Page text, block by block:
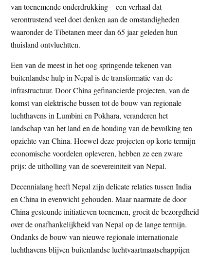
van toenemende onderdrukking – een verhaal dat
verontrustend veel doet denken aan de omstandigheden
waaronder de Tibetanen meer dan 65 jaar geleden hun
thuisland ontvluchtten.
Een van de meest in het oog springende tekenen van
buitenlandse hulp in Nepal is de transformatie van de
infrastructuur. Door China gefinancierde projecten, van de
komst van elektrische bussen tot de bouw van regionale
luchthavens in Lumbini en Pokhara, veranderen het
landschap van het land en de houding van de bevolking ten
opzichte van China. Hoewel deze projecten op korte termijn
economische voordelen opleveren, hebben ze een zware
prijs: de uitholling van de soevereiniteit van Nepal.
Decennialang heeft Nepal zijn delicate relaties tussen India
en China in evenwicht gehouden. Maar naarmate de door
China gesteunde initiatieven toenemen, groeit de bezorgdheid
over de onafhankelijkheid van Nepal op de lange termijn.
Ondanks de bouw van nieuwe regionale internationale
luchthavens blijven buitenlandse luchtvaartmaatschappijen